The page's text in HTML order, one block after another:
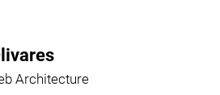
Architecture